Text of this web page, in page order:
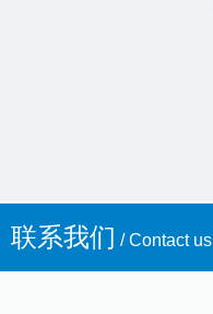
联系我们 / Contact us